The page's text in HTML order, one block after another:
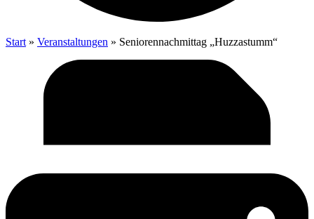
Start » Veranstaltungen » Seniorennachmittag „Huzzastumm“